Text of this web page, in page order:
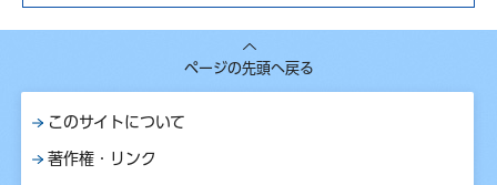
ページの先頭へ戻る
このサイトについて
著作権・リンク